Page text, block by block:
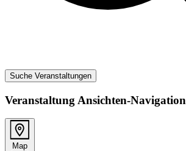
Suche Veranstaltungen
Veranstaltung Ansichten-Navigation
Map